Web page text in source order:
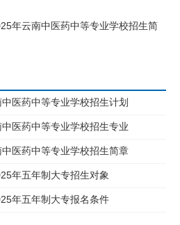
年云南中医药中等专业学校招生简
医药中等专业学校招生计划
医药中等专业学校招生专业
医药中等专业学校招生简章
年五年制大专招生对象
年五年制大专报名条件